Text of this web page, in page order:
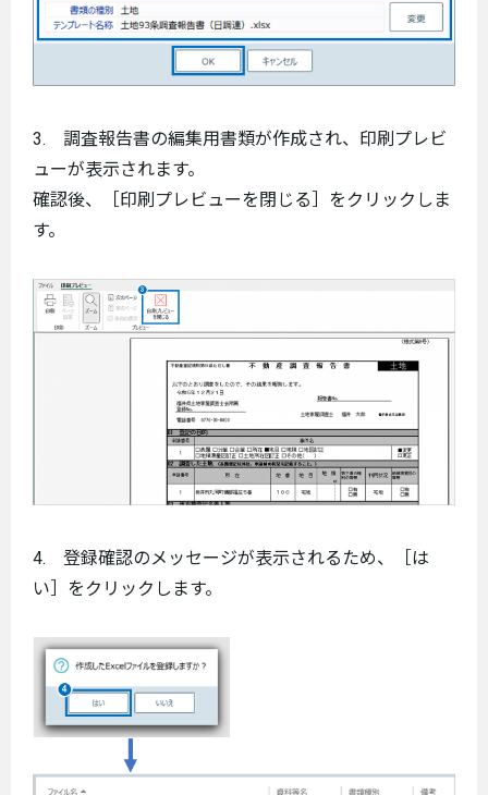
3. 調査報告書の編集用書類が作成され、印刷プレビ
ューが表示されます。
確認後、［印刷プレビューを閉じる］をクリックしま
す。
4. 登録確認のメッセージが表示されるため、［は
い］をクリックします。